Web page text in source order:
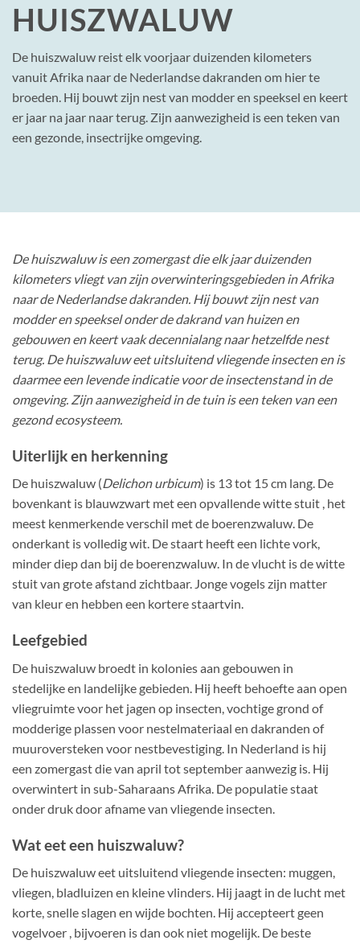
HUISZWALUW
De huiszwaluw reist elk voorjaar duizenden kilometers
vanuit Afrika naar de Nederlandse dakranden om hier te
broeden. Hij bouwt zijn nest van modder en speeksel en keert
er jaar na jaar naar terug. Zijn aanwezigheid is een teken van
een gezonde, insectrijke omgeving.
De huiszwaluw is een zomergast die elk jaar duizenden
kilometers vliegt van zijn overwinteringsgebieden in Afrika
naar de Nederlandse dakranden. Hij bouwt zijn nest van
modder en speeksel onder de dakrand van huizen en
gebouwen en keert vaak decennialang naar hetzelfde nest
terug. De huiszwaluw eet uitsluitend vliegende insecten en is
daarmee een levende indicatie voor de insectenstand in de
omgeving. Zijn aanwezigheid in de tuin is een teken van een
gezond ecosysteem.
Uiterlijk en herkenning
De huiszwaluw (Delichon urbicum) is 13 tot 15 cm lang. De
bovenkant is blauwzwart met een opvallende witte stuit , het
meest kenmerkende verschil met de boerenzwaluw. De
onderkant is volledig wit. De staart heeft een lichte vork,
minder diep dan bij de boerenzwaluw. In de vlucht is de witte
stuit van grote afstand zichtbaar. Jonge vogels zijn matter
van kleur en hebben een kortere staartvin.
Leefgebied
De huiszwaluw broedt in kolonies aan gebouwen in
stedelijke en landelijke gebieden. Hij heeft behoefte aan open
vliegruimte voor het jagen op insecten, vochtige grond of
modderige plassen voor nestelmateriaal en dakranden of
muuroversteken voor nestbevestiging. In Nederland is hij
een zomergast die van april tot september aanwezig is. Hij
overwintert in sub-Saharaans Afrika. De populatie staat
onder druk door afname van vliegende insecten.
Wat eet een huiszwaluw?
De huiszwaluw eet uitsluitend vliegende insecten: muggen,
vliegen, bladluizen en kleine vlinders. Hij jaagt in de lucht met
korte, snelle slagen en wijde bochten. Hij accepteert geen
vogelvoer , bijvoeren is dan ook niet mogelijk. De beste